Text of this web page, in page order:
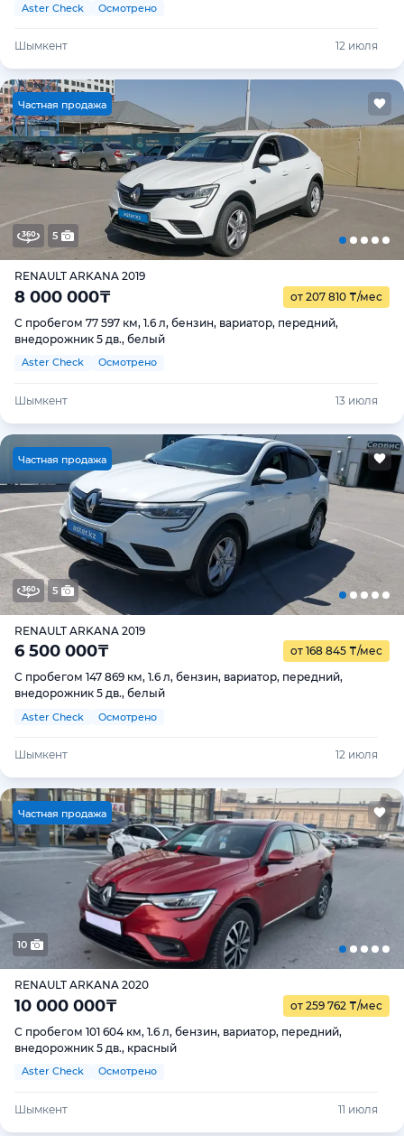
Aster Check Осмотрено
Шымкент 12 июля
Частная продажа
5
RENAULT ARKANA 2019
8 000 000₸ от 207 810 ₸/мес
С пробегом 77 597 км, 1.6 л, бензин, вариатор, передний,
внедорожник 5 дв., белый
Aster Check Осмотрено
Шымкент 13 июля
Частная продажа
5
RENAULT ARKANA 2019
6 500 000₸ от 168 845 ₸/мес
С пробегом 147 869 км, 1.6 л, бензин, вариатор, передний,
внедорожник 5 дв., белый
Aster Check Осмотрено
Шымкент 12 июля
Частная продажа
10
RENAULT ARKANA 2020
10 000 000₸ от 259 762 ₸/мес
С пробегом 101 604 км, 1.6 л, бензин, вариатор, передний,
внедорожник 5 дв., красный
Aster Check Осмотрено
Шымкент 11 июля